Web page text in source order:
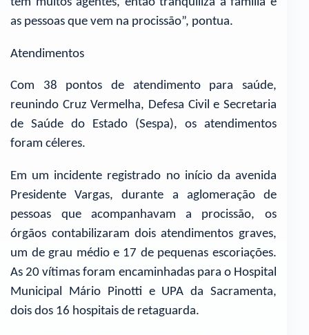
as pessoas que vem na procissão”, pontua.
Atendimentos
Com 38 pontos de atendimento para saúde,
reunindo Cruz Vermelha, Defesa Civil e Secretaria
de Saúde do Estado (Sespa), os atendimentos
foram céleres.
Em um incidente registrado no início da avenida
Presidente Vargas, durante a aglomeração de
pessoas que acompanhavam a procissão, os
órgãos contabilizaram dois atendimentos graves,
um de grau médio e 17 de pequenas escoriações.
As 20 vítimas foram encaminhadas para o Hospital
Municipal Mário Pinotti e UPA da Sacramenta,
dois dos 16 hospitais de retaguarda.